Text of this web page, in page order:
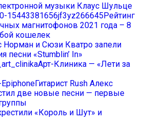
музыки Клаус Шульце
Рейтинг
магнитофонов 2021 года – 8
кошелек
Норман и Сюзи Кватро запели
песни «Stumblin’ In»
Арт-Клиника — «Лети за
Гитарист Rush Алекс
две новые песни — первые